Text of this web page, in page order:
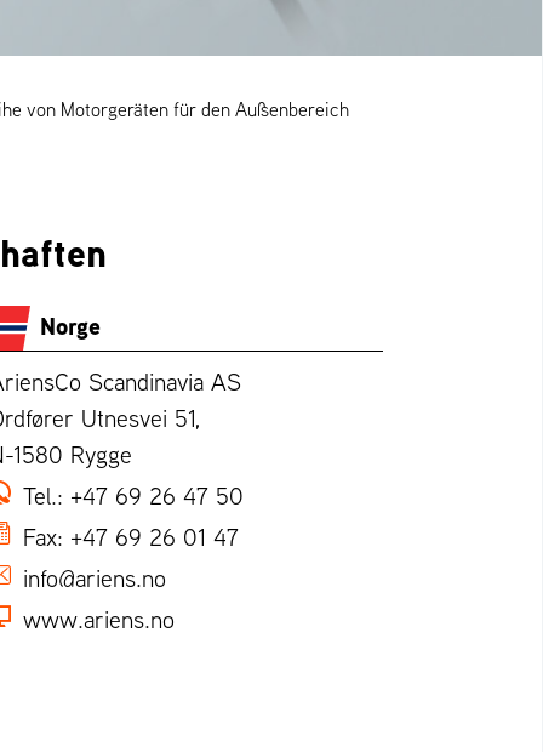
von Motorgeräten für den Außenbereich
Norge
Scandinavia AS
Utnesvei 51,
1580 Rygge
Tel.: +47 69 26 47 50
Fax: +47 69 26 01 47
info@ariens.no
www.ariens.no